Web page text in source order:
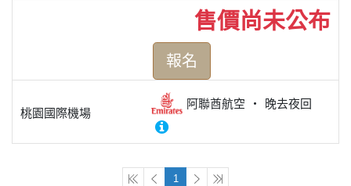
桃園國際機場
阿聯酋航空 晚去夜回
售價尚未公布
報名
1